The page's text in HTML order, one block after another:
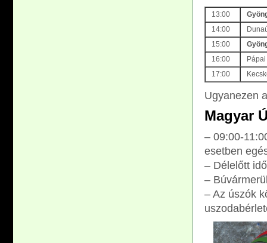
13:00 G
14:00
15:00
G
16:00
17:00
Ugyanezen
Magyar
– 09:00-
esetben
– Délelőtt
–
– Az úszók